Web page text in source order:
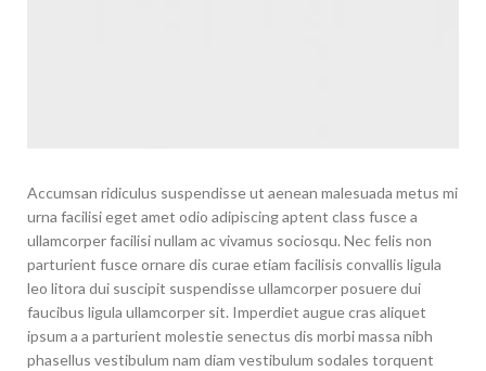
Accumsan ridiculus suspendisse ut aenean malesuada metus mi
urna facilisi eget amet odio adipiscing aptent class fusce a
ullamcorper facilisi nullam ac vivamus sociosqu. Nec felis non
parturient fusce ornare dis curae etiam facilisis convallis ligula
leo litora dui suscipit suspendisse ullamcorper posuere dui
faucibus ligula ullamcorper sit. Imperdiet augue cras aliquet
ipsum a a parturient molestie senectus dis morbi massa nibh
phasellus vestibulum nam diam vestibulum sodales torquent